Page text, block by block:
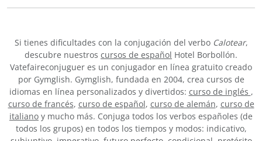
Si tienes dificultades con la conjugación del verbo Calotear,
descubre nuestros cursos de español Hotel Borbollón.
Vatefaireconjuguer es un conjugador en línea gratuito creado
por Gymglish. Gymglish, fundada en 2004, crea cursos de
idiomas en línea personalizados y divertidos: curso de inglés ,
curso de francés, curso de español, curso de alemán, curso de
italiano y mucho más. Conjuga todos los verbos españoles (de
todos los grupos) en todos los tiempos y modos: indicativo,